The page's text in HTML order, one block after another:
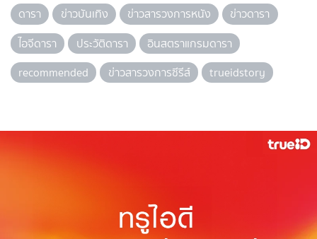
ดารา ข่าวบันเทิง ข่าวสารวงการหนัง
ข่าวดารา
ไอจีดารา
ประวัติดารา
อินสตราแกรมดารา
recommended
ข่าวสารวงการซีรีส์ trueidstory